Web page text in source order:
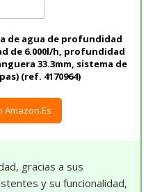
de agua de profundidad
de 6.000l/h, profundidad
33.3mm, sistema de
(ref. 4170964)
Amazon.es
gracias a sus
y su funcionalidad,